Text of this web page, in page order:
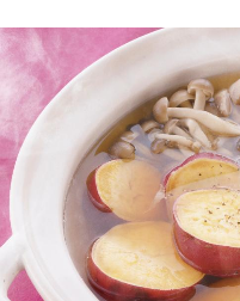
お酢ドリンク
みりん風・料理酒
新商品一覧
キャンペーン情報
ブランド・スペシャルサイ
ブランド・スペシャルサ
商品ブランドサイト
企業情報